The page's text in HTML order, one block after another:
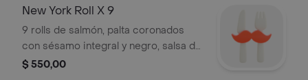
New York Roll X 9
9 rolls de salmón, palta coronados
con sésamo integral y negro, salsa de
soja, wasabi, jengibre, palitos.
$ 550,00